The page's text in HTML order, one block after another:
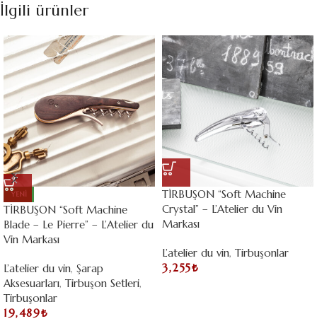
İlgili ürünler
YENI
TİRBUŞON “Soft Machine
Blade – Le Pierre” – L’Atelier du
Vin Markası
L’atelier du vin, Şarap
Aksesuarları, Tirbuşon Setleri,
Tirbuşonlar
19,489₺
TİRBUŞON “Soft Machine
Crystal” – L’Atelier du Vin
Markası
L’atelier du vin, Tirbuşonlar
3,255₺